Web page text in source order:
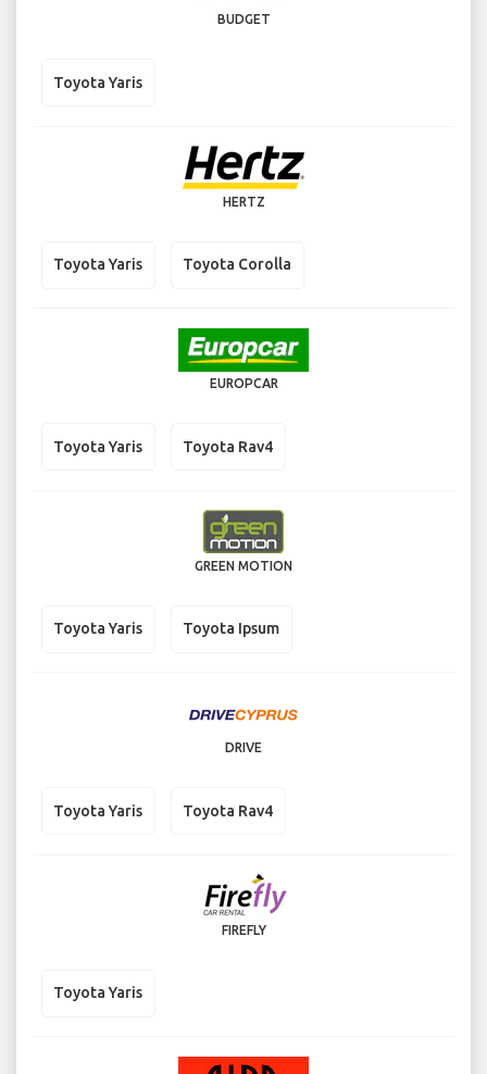
BUDGET
Toyota Yaris
HERTZ
Toyota Yaris Toyota Corolla
EUROPCAR
Toyota Yaris Toyota Rav4
GREEN MOTION
Toyota Yaris Toyota Ipsum
DRIVE
Toyota Yaris Toyota Rav4
FIREFLY
Toyota Yaris